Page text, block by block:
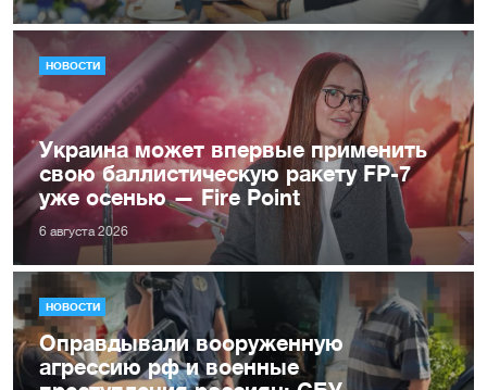
НОВОСТИ
Украина может впервые применить
свою баллистическую ракету FP-7
уже осенью — Fire Point
6 августа 2026
НОВОСТИ
Оправдывали вооруженную
агрессию рф и военные